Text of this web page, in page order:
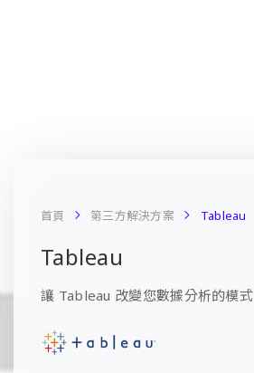
首頁 第三方解決方案 Tableau
Tableau
讓 Tableau 改變您數據分析的模式